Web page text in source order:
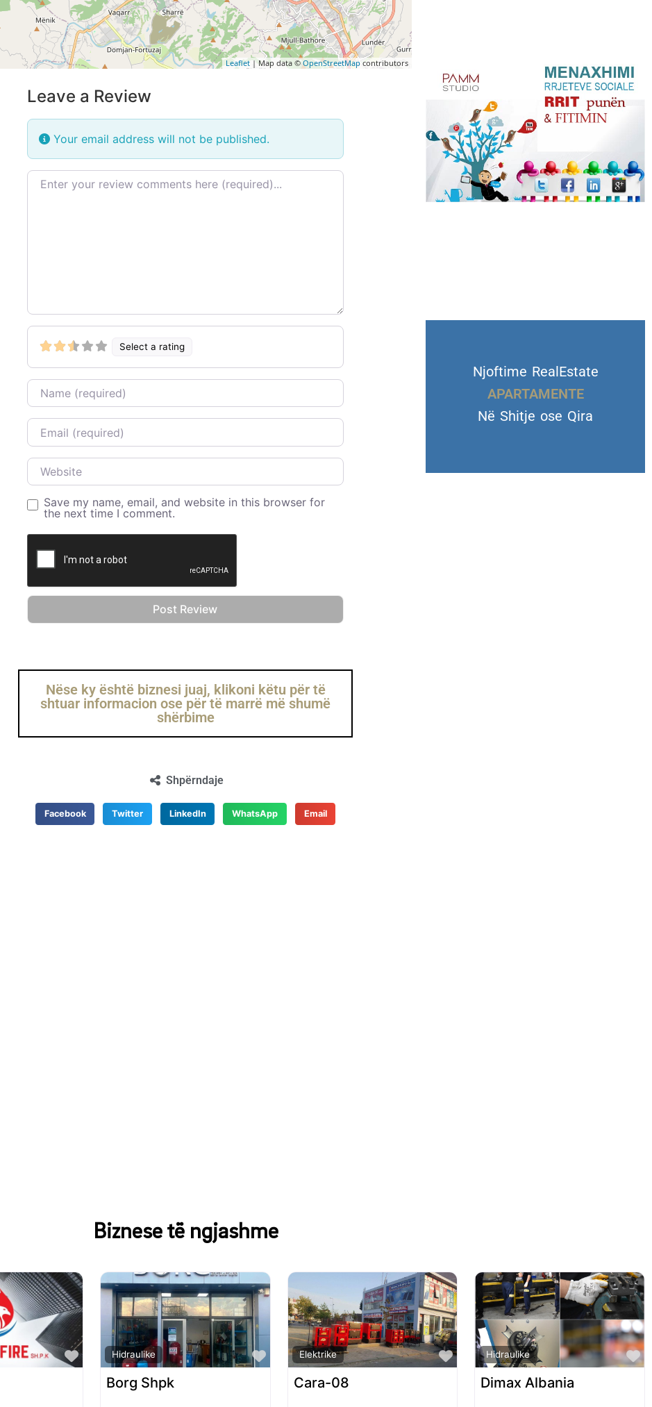
Leaflet | Map data ©OpenStreetMap contributors
Leave a Review
Your email address will not be published.
Review text
Select a rating
Name
Email
Website
Save my name, email, and website in this browser for
the next time I comment.
Nëse ky është biznesi juaj, klikoni këtu për të
shtuar informacion ose për të marrë më shumë
shërbime
Shpërndaje
Facebook Twitter LinkedIn WhatsApp Email
Njoftime RealEstate
APARTAMENTE
VILA DHE TROJE
Në Shitje ose Qira
Biznese të ngjashme
FavoriteHidraulike
Favorite
Borg Shpk
Elektrike
Favorite
Cara-08
Hidraulike
Dimax Albania